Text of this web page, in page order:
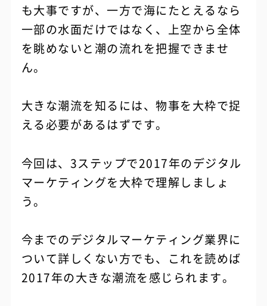
も大事ですが、一方で海にたとえるなら
一部の水面だけではなく、上空から全体
を眺めないと潮の流れを把握できませ
ん。
大きな潮流を知るには、物事を大枠で捉
える必要があるはずです。
今回は、3ステップで2017年のデジタル
マーケティングを大枠で理解しましょ
う。
今までのデジタルマーケティング業界に
ついて詳しくない方でも、これを読めば
2017年の大きな潮流を感じられます。